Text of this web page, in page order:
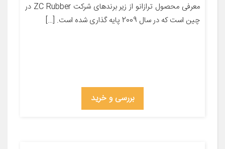
معرفی محصول ترازانو از زیر برندهای شرکت ZC Rubber در
چین است که در سال 2009 پایه گذاری شده است. […]
بررسی و خرید